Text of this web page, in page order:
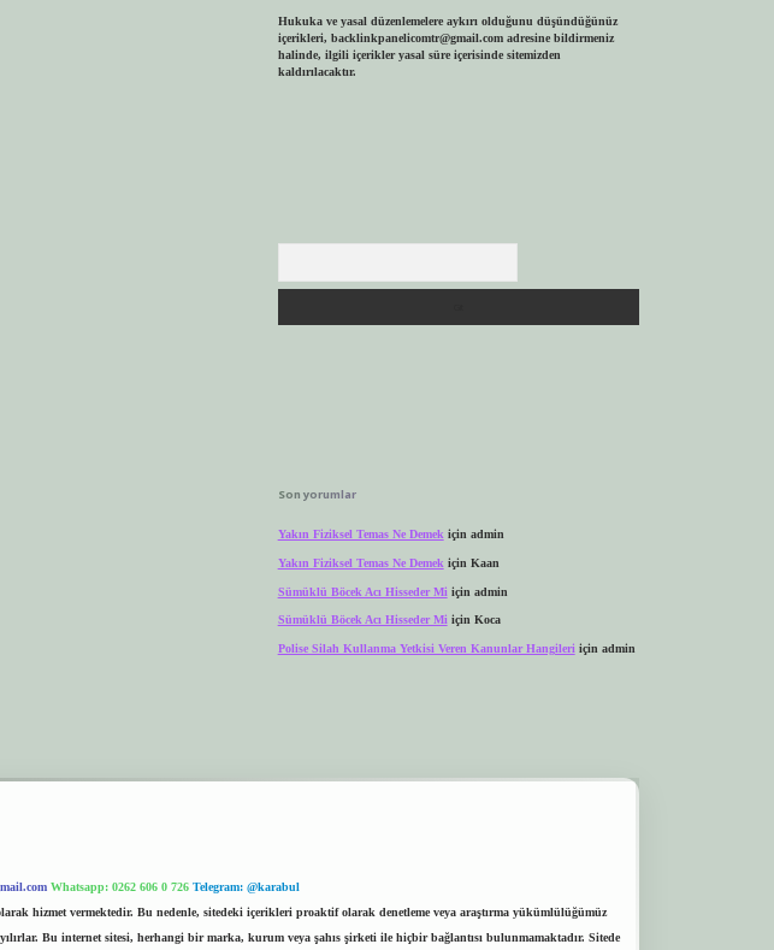
Hukuka ve yasal düzenlemelere aykırı olduğunu düşündüğünüz
içerikleri, backlinkpanelicomtr@gmail.comadresine bildirmeniz
halinde, ilgili içerikler yasal süre içerisinde sitemizden
kaldırılacaktır.
Son yorumlar
Yakın Fiziksel Temas Ne Demekiçin admin
Yakın Fiziksel Temas Ne Demek için Kaan
Sümüklü Böcek Acı Hisseder Mi için admin
Sümüklü Böcek Acı Hisseder Mi için Koca
Polise Silah Kullanma Yetkisi Veren Kanunlar Hangileri için admin
Whatsapp: 0262 606 0 726 Telegram: @karabul
hizmet vermektedir. Bu nedenle, sitedeki içerikleri proaktif olarak denetleme veya araştırma yükümlülüğümüz
Bu internet sitesi, herhangi bir marka, kurum veya şahıs şirketi ile hiçbir bağlantısı bulunmamaktadır. Sitede